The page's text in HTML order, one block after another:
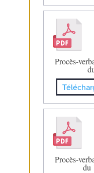
Procès-
Procès-
du